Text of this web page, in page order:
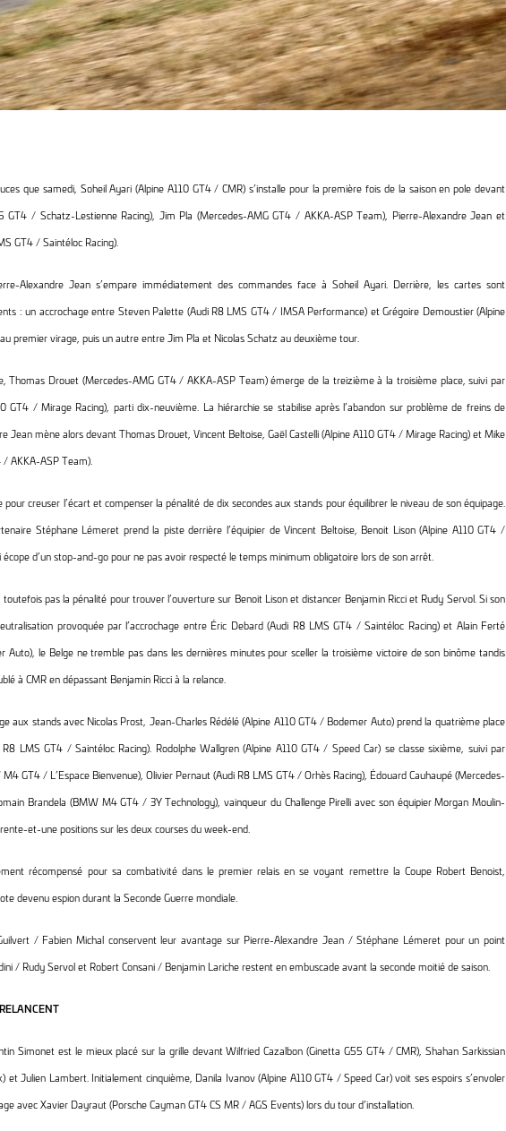
que samedi, Soheil Ayari (Alpine A110 GT4 / CMR) s’installe pour la première fois de la saison en pole devant
GT4 / Schatz-Lestienne Racing), Jim Pla (Mercedes-AMG GT4 / AKKA-ASP Team), Pierre-Alexandre Jean et
GT4 / Saintéloc Racing).
Alexandre Jean s’empare immédiatement des commandes face à Soheil Ayari. Derrière, les cartes sont
: un accrochage entre Steven Palette (Audi R8 LMS GT4 / IMSA Performance) et Grégoire Demoustier (Alpine
premier virage, puis un autre entre Jim Pla et Nicolas Schatz au deuxième tour.
Thomas Drouet (Mercedes-AMG GT4 / AKKA-ASP Team) émerge de la treizième à la troisième place, suivi par
GT4 / Mirage Racing), parti dix-neuvième. La hiérarchie se stabilise après l’abandon sur problème de freins de
Jean mène alors devant Thomas Drouet, Vincent Beltoise, Gaël Castelli (Alpine A110 GT4 / Mirage Racing) et Mike
AKKA-ASP Team).
pour creuser l’écart et compenser la pénalité de dix secondes aux stands pour équilibrer le niveau de son équipage.
Stéphane Lémeret prend la piste derrière l’équipier de Vincent Beltoise, Benoit Lison (Alpine A110 GT4 /
écope d’un stop-and-go pour ne pas avoir respecté le temps minimum obligatoire lors de son arrêt.
pas la pénalité pour trouver l’ouverture sur Benoit Lison et distancer Benjamin Ricci et Rudy Servol. Si son
provoquée par l’accrochage entre Éric Debard (Audi R8 LMS GT4 / Saintéloc Racing) et Alain Ferté
Auto), le Belge ne tremble pas dans les dernières minutes pour sceller la troisième victoire de son binôme tandis
à CMR en dépassant Benjamin Ricci à la relance.
aux stands avec Nicolas Prost, Jean-Charles Rédélé (Alpine A110 GT4 / Bodemer Auto) prend la quatrième place
LMS GT4 / Saintéloc Racing). Rodolphe Wallgren (Alpine A110 GT4 / Speed Car) se classe sixième, suivi par
GT4 / L’Espace Bienvenue), Olivier Pernaut (Audi R8 LMS GT4 / Orhès Racing), Édouard Cauhaupé (Mercedes-
Brandela (BMW M4 GT4 / 3Y Technology), vainqueur du Challenge Pirelli avec son équipier Morgan Moulin-
et-une positions sur les deux courses du week-end.
récompensé pour sa combativité dans le premier relais en se voyant remettre la Coupe Robert Benoist,
devenu espion durant la Seconde Guerre mondiale.
/ Fabien Michal conservent leur avantage sur Pierre-Alexandre Jean / Stéphane Lémeret pour un point
/ Rudy Servol et Robert Consani / Benjamin Lariche restent en embuscade avant la seconde moitié de saison.
Simonet est le mieux placé sur la grille devant Wilfried Cazalbon (Ginetta G55 GT4 / CMR), Shahan Sarkissian
Julien Lambert. Initialement cinquième, Danila Ivanov (Alpine A110 GT4 / Speed Car) voit ses espoirs s’envoler
avec Xavier Dayraut (Porsche Cayman GT4 CS MR / AGS Events) lors du tour d’installation.